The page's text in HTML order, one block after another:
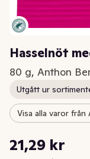
Hasselnöt
80 g, Anthon
Utgått ur
Visa alla varor från
21,29 kr
Styckpris: 266,13 kr